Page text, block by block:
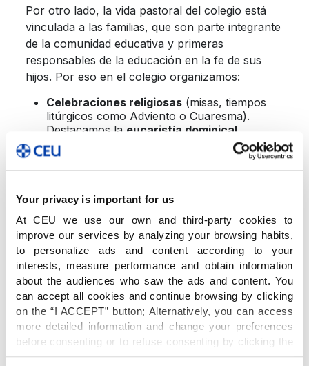
Your privacy is important for us
At CEU we use our own and third-party cookies to
improve our services by analyzing your browsing habits,
to personalize ads and content according to your
interests, measure performance and obtain information
about the audiences who saw the ads and content. You
can accept all cookies and continue browsing by clicking
on the “I ACCEPT” button; Alternatively, you can access
more detailed information and change your preferences
before consenting or to refuse consenting by clicking the
"Personalize" button. For more information you can visit
Por otro lado, la vida pastoral del colegio está
vinculada a las familias, que son parte integrante
de la comunidad educativa y primeras
responsables de la educación en la fe de sus
hijos. Por eso en el colegio organizamos:
Celebraciones religiosas(misas, tiempos
litúrgicos como Adviento o Cuaresma).
Destacamos la eucaristía dominical
trimestral para todas las familias.
afectividad)
Acompañamiento y formación
familias con hijos en catequesis de Comunión
o Confirmación.
Grupos de oración o reflexión familiar.
Cada miércoles a las 9.00 h. las familias se
reúnen en la capilla. Como madres, padres,
abuelas y abuelos, llevamos en el corazón
muchas preocupaciones: la salud, la
seguridad, la educación y el bienestar de
nuestros hijos y nietos. En medio de esta
gran responsabilidad, la oración se presenta